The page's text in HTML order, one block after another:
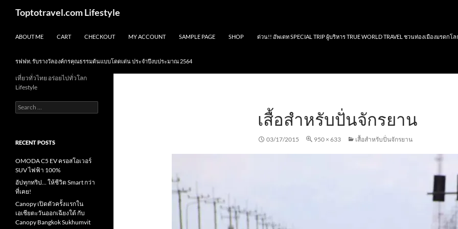
Toptotravel.com Lifestyle
ABOUT ME CART CHECKOUT MY ACCOUNT SAMPLE PAGE SHOP ด่วน!! อัพเดท SPECIAL TRIP ผู้บริหาร TRUE WORLD TRAVEL ชวนท่องเมืองมรดกโล
รฟฟท. รับรางวัลองค์กรคุณธรรมต้นแบบโดดเด่น ประจำปีงบประมาณ 2564
เสื้อสำหรับปั่นจักรยาน
03/17/2015 950 × 633 เสื้อสำหรับปั่นจักรยาน
เที่ยวทั่วไทย อร่อยไปทั่วโลก
Lifestyle
Search
for:
RECENT POSTS
OMODA C5 EV ครอสโอเวอร์
SUV ไฟฟ้า 100%
อัปทุกทริป… ให้ชีวิต Smart กว่า
ที่เคย!
Canopy เปิดตัวครั้งแรกใน
เอเชียตะวันออกเฉียงใต้ กับ
Canopy Bangkok Sukhumvit